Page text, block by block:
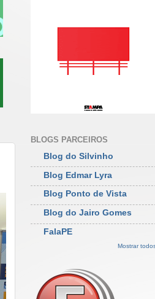
BLOGS PARCEIROS
Blog do Silvinho
Blog Edmar Lyra
Blog Ponto de Vista
Blog do Jairo Gomes
FalaPE
Mostrar